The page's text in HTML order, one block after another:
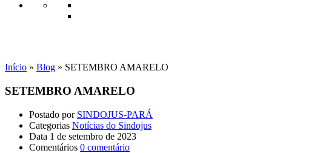
Início » Blog » SETEMBRO AMARELO
SETEMBRO AMARELO
Postado por SINDOJUS-PARÁ
Categorias Notícias do Sindojus
Data 1 de setembro de 2023
Comentários 0 comentário